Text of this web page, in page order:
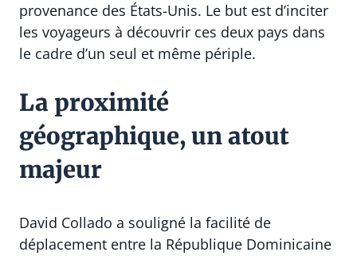
provenance des États-Unis. Le but est d’inciter
les voyageurs à découvrir ces deux pays dans
le cadre d’un seul et même périple.
La proximité
géographique, un atout
majeur
David Collado a souligné la facilité de
déplacement entre la République Dominicaine